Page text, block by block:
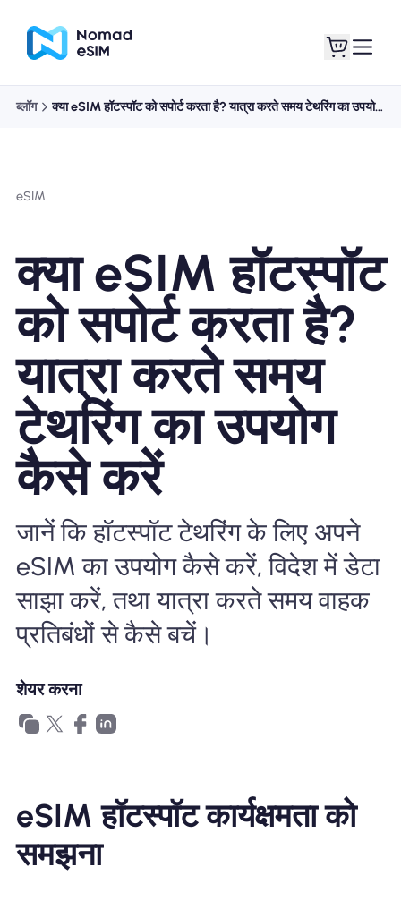
दुकान की योजना
ई-सिम के बारे में
खानाबदोश eSIM क्यों
eSIM का उपयोग करना
व्यापार के लिए
ब्लॉग क्या eSIM हॉटस्पॉट को सपोर्ट करता है? यात्रा करते समय टेथरिंग का उपयोग कैसे करें
eSIM
क्या eSIM हॉटस्पॉट
को सपोर्ट करता है?
यात्रा करते समय
टेथरिंग का उपयोग
कैसे करें
जानें कि हॉटस्पॉट टेथरिंग के लिए अपने
eSIM का उपयोग कैसे करें, विदेश में डेटा
साझा करें, तथा यात्रा करते समय वाहक
प्रतिबंधों से कैसे बचें।
शेयर करना
eSIM हॉटस्पॉट कार्यक्षमता को
समझना